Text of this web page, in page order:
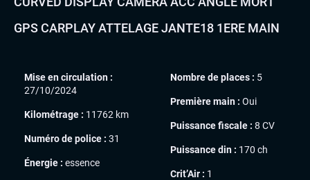
GPS CARPLAY ATTELAGE JANTE18 1ERE MAIN
Mise en circulation :
27/10/2024
Kilométrage : 11762 km
Numéro de police : 31
Énergie : essence
Nombre de places : 5
Première main : Oui
Puissance fiscale : 8 CV
Puissance din : 170 ch
Crit’Air : 1